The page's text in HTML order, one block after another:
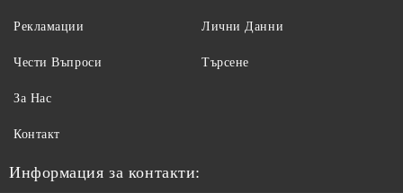
Рекламации
Чести Въпроси
Лични Данни
Търсене
За Нас
Контакт
Информация за контакти: